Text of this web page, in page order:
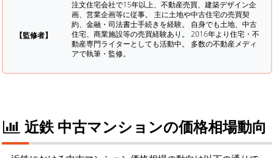
【監修者】
注文住宅会社で15年以上、不動産売買、建築デザイン企
画、営業企画等に従事。 主に土地や中古住宅の売買契
約、金融・司法書士手続きを経験。 自身でも土地、中古
住宅、商業施設等の売買経験あり。 2016年より住宅・不
動産専門ライターとしても活動中。 多数の不動産メディ
アで執筆・監修。
近鉄 中古マンションの価格相場動向